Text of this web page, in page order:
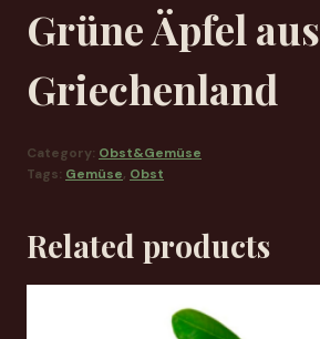
Grüne Äpfel aus
Griechenland
Category: Obst&Gemüse
Tags: Gemüse, Obst
Related products